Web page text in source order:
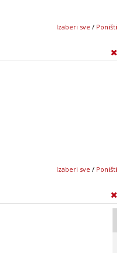
Izaberi sve / Poništi
Izaberi sve / Poništi